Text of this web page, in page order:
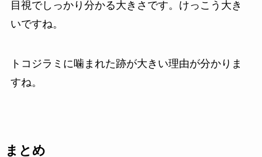
目視でしっかり分かる大きさです。けっこう大き
いですね。
トコジラミに噛まれた跡が大きい理由が分かりま
すね。
まとめ